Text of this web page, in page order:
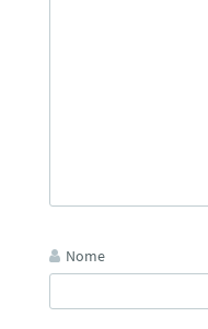
Nome